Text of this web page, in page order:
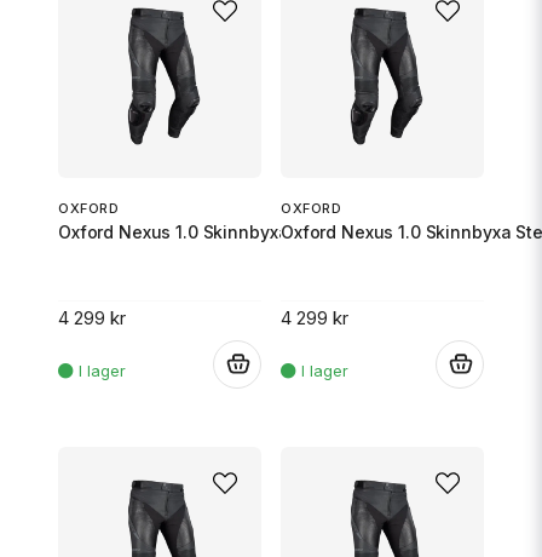
OXFORD
Oxford Nexus 1.0 Skinnbyxa Stealth Svart XL/52
4 299 kr
OXFORD
Oxford Nexus 1.0 Skinnbyxa
4 299 kr